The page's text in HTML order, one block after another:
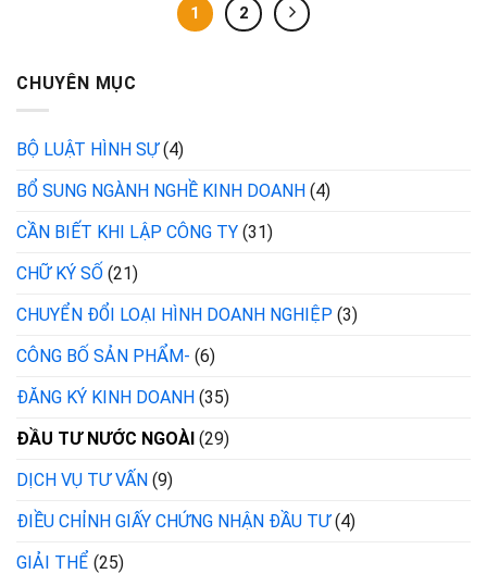
1 2
CHUYÊN MỤC
BỘ LUẬT HÌNH SỰ(4)
BỔ SUNG NGÀNH NGHỀ KINH DOANH (4)
CẦN BIẾT KHI LẬP CÔNG TY (31)
CHỮ KÝ SỐ (21)
CHUYỂN ĐỔI LOẠI HÌNH DOANH NGHIỆP (3)
CÔNG BỐ SẢN PHẨM- (6)
ĐĂNG KÝ KINH DOANH (35)
ĐẦU TƯ NƯỚC NGOÀI (29)
DỊCH VỤ TƯ VẤN (9)
ĐIỀU CHỈNH GIẤY CHỨNG NHẬN ĐẦU TƯ(4)
GIẢI THỂ (25)